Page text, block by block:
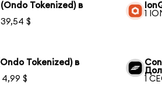
Tokenized) в
$
1
Tokenized) в
4,99 $
1